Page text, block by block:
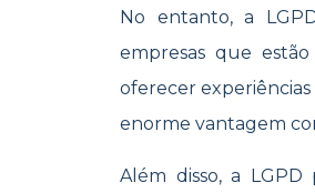
No entanto, a
empresas que
oferecer experiências
enorme vantagem
Além disso, a